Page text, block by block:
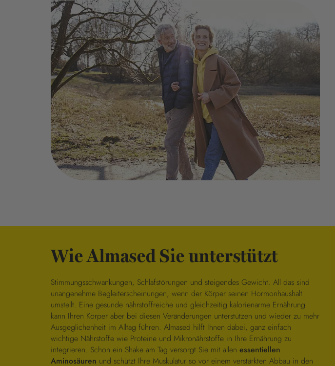
Wie Almased Sie unterstützt
Stimmungsschwankungen, Schlafstörungen und steigendes Gewicht. All das sind
unangenehme Begleiterscheinungen, wenn der Körper seinen Hormonhaushalt
umstellt. Eine gesunde nährstoffreiche und gleichzeitig kalorienarme Ernährung
kann Ihren Körper aber bei diesen Veränderungen unterstützen und wieder zu mehr
Ausgeglichenheit im Alltag führen. Almased hilft Ihnen dabei, ganz einfach
wichtige Nährstoffe wie Proteine und Mikronährstoffe in Ihre Ernährung zu
integrieren. Schon ein Shake am Tag versorgt Sie mit allen essentiellen
Aminosäuren und schützt Ihre Muskulatur so vor einem verstärkten Abbau in den